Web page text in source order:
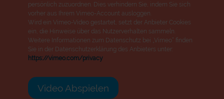
oder "Deppen der "Wir bauen Cherson wieder auf" - Optimismus in der
persönlich zuzuordnen. Dies verhindern Sie, indem Sie sich
vorher aus Ihrem Vimeo-Account ausloggen.
Wird ein Vimeo-Video gestartet, setzt der Anbieter Cookies
ein, die Hinweise über das Nutzerverhalten sammeln.
Weitere Informationen zum Datenschutz bei „Vimeo“ finden
Sie in der Datenschutzerklärung des Anbieters unter:
https://vimeo.com/privacy
Video Abspielen